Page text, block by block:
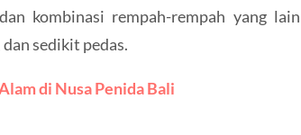
kombinasi rempah-rempah yang lain
sedikit pedas.
di Nusa Penida Bali